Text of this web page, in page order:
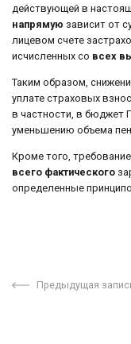
действующей в
напрямую зависит от
лицевом счете
исчисленных со всех
Таким образом,
уплате страховых
в частности, в бюджет
уменьшению объема
Кроме того,
всего фактического
определенные
Предыдущая